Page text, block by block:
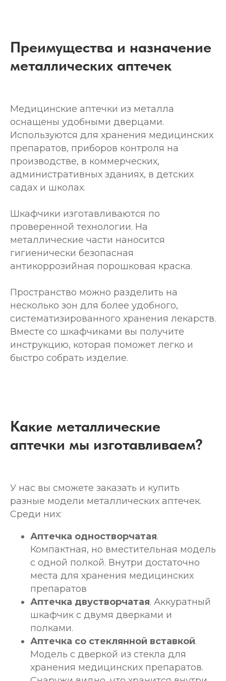
Преимущества и назначение
металлических аптечек
Медицинские аптечки из металла
оснащены удобными дверцами.
Используются для хранения медицинских
препаратов, приборов контроля на
производстве, в коммерческих,
административных зданиях, в детских
садах и школах.
Шкафчики изготавливаются по
проверенной технологии. На
металлические части наносится
гигиенически безопасная
антикоррозийная порошковая краска.
Пространство можно разделить на
несколько зон для более удобного,
систематизированного хранения лекарств.
Вместе со шкафчиками вы получите
инструкцию, которая поможет легко и
быстро собрать изделие.
Какие металлические
аптечки мы изготавливаем?
У нас вы сможете заказать и купить
разные модели металлических аптечек.
Среди них:
Аптечка одностворчатая.
Компактная, но вместительная модель
с одной полкой. Внутри достаточно
места для хранения медицинских
препаратов
Аптечка двустворчатая. Аккуратный
шкафчик с двумя дверками и
полками.
Аптечка со стеклянной вставкой.
Модель с дверкой из стекла для
хранения медицинских препаратов.